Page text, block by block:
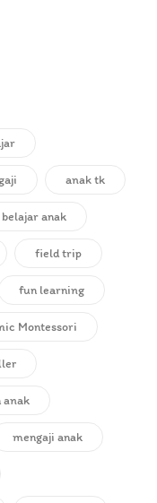
anak tk
belajar anak
field trip
fun learning
Montessori
anak
mengaji anak